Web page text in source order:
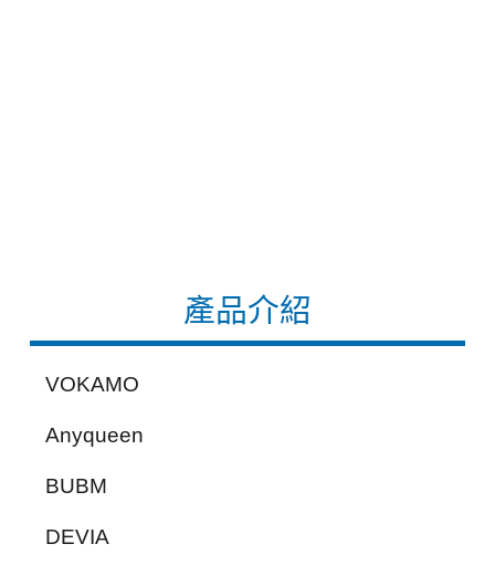
產品介紹
VOKAMO
Anyqueen
BUBM
DEVIA